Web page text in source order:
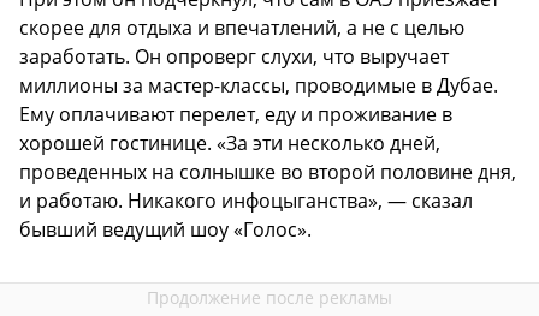
скорее для отдыха и впечатлений, а не с целью
заработать. Он опроверг слухи, что выручает
миллионы за мастер-классы, проводимые в Дубае.
Ему оплачивают перелет, еду и проживание в
хорошей гостинице. «За эти несколько дней,
проведенных на солнышке во второй половине дня,
и работаю. Никакого инфоцыганства», — сказал
бывший ведущий шоу «Голос».